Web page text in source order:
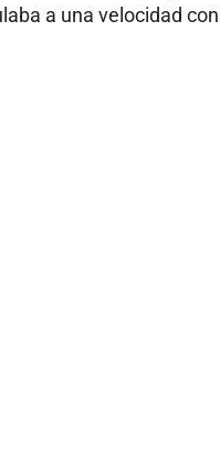
a una velocidad